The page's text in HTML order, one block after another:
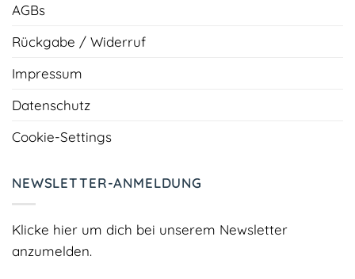
AGBs
Rückgabe / Widerruf
Impressum
Datenschutz
Cookie-Settings
NEWSLETTER-ANMELDUNG
Klicke hier um dich bei unserem Newsletter
anzumelden.